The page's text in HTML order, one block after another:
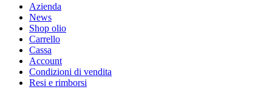
Azienda
News
Shop olio
Carrello
Cassa
Account
Condizioni di vendita
Resi e rimborsi